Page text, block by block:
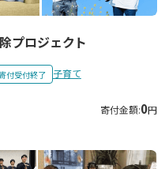
プロジェクト
付受付終了 子育て
寄付金額:0円